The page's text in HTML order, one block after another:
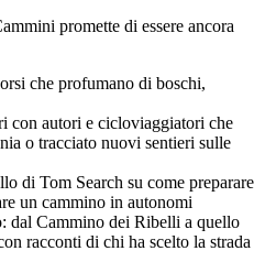
promette di essere ancora
che profumano di boschi,
con autori e cicloviaggiatori che
o tracciato nuovi sentieri sulle
di Tom Search su come preparare
un cammino in autonomi
dal Cammino dei Ribelli a quello
racconti di chi ha scelto la strada